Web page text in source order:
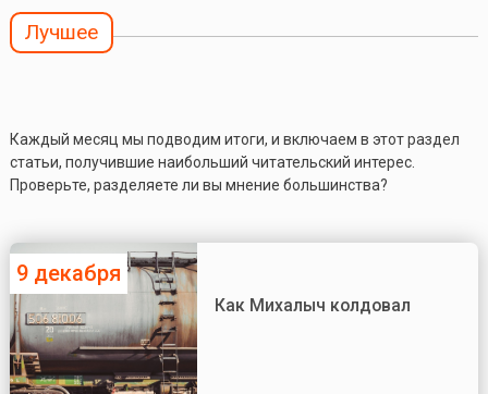
Лучшее
Каждый месяц мы подводим итоги, и включаем в этот раздел
статьи, получившие наибольший читательский интерес.
Проверьте, разделяете ли вы мнение большинства?
9 декабря
Как Михалыч колдовал